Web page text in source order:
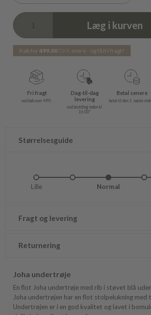
Læg i kurven
Køb for499,00 DKK mere - og få fri fragt!
Fri fragt
ved køb over 499,-
Dag-til-dag
levering
ved bestilling inden kl.
16.00*
Betal senere
betal til den 1. næste
Størrelsesguide
Lille Normal
Fragt og levering
Returnering
Joha undertrøje
En flot Joha undertrøje med rib i støvet blå
Joha undertrøjen har en flot stolpelukning med
Undertrøjen er i en god kvalitet og lavet i